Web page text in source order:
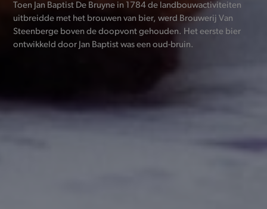
Toen Jan Baptist De Bruyne in 1784 de landbouwactiviteiten
uitbreidde met het brouwen van bier, werd Brouwerij Van
Steenberge boven de doopvont gehouden. Het eerste bier
ontwikkeld door Jan Baptist was een oud-bruin.